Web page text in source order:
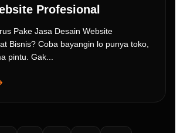
Profesional
Pake Jasa Desain Website
Bisnis? Coba bayangin lo punya toko,
pintu. Gak...